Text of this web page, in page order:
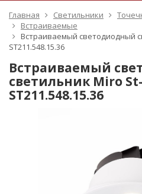
Главная Светильники
Встраиваемые
Встраиваемый светодиодный
ST211.548.15.36
Встраиваемый
светильник Miro
ST211.548.15.36